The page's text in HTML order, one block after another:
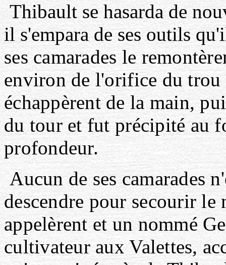
Thibault se hasarda de
il s'empara de ses outils
ses camarades le
environ de l'orifice du
échappèrent de la main,
du tour et fut précipité au
profondeur.
Aucun de ses camarades
descendre pour secourir
appelèrent et un nommé
cultivateur aux Valettes,